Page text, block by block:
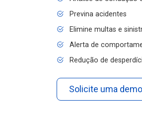
Previna acidentes
Elimine multas e
Alerta de
Redução de
Solicite uma